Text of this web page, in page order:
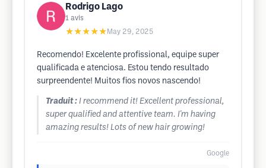
Rodrigo Lago
1 avis
★★★★★ May 29, 2025
Recomendo! Excelente profissional, equipe super
qualificada e atenciosa. Estou tendo resultado
surpreendente! Muitos fios novos nascendo!
Traduit : I recommend it! Excellent professional,
super qualified and attentive team. I'm having
amazing results! Lots of new hair growing!
Google